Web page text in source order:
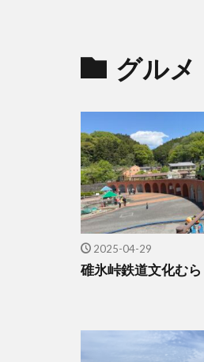
グルメ
2025-04-29
碓氷峠鉄道文化むら